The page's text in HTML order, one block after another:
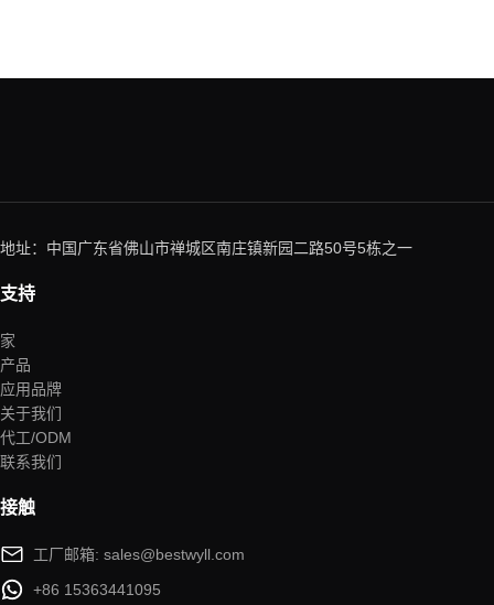
地址：中国广东省佛山市禅城区南庄镇新园二路50号5栋之一
支持
家
产品
应用品牌
关于我们
代工/ODM
联系我们
接触
工厂邮箱: sales@bestwyll.com
+86 15363441095